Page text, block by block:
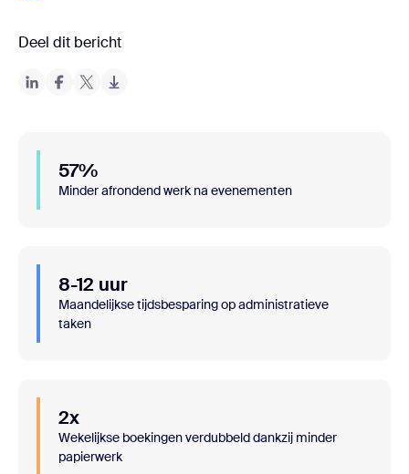
Deel dit bericht
57%
Minder afrondend werk na evenementen
8-12 uur
Maandelijkse tijdsbesparing op administratieve
taken
2x
Wekelijkse boekingen verdubbeld dankzij minder
papierwerk